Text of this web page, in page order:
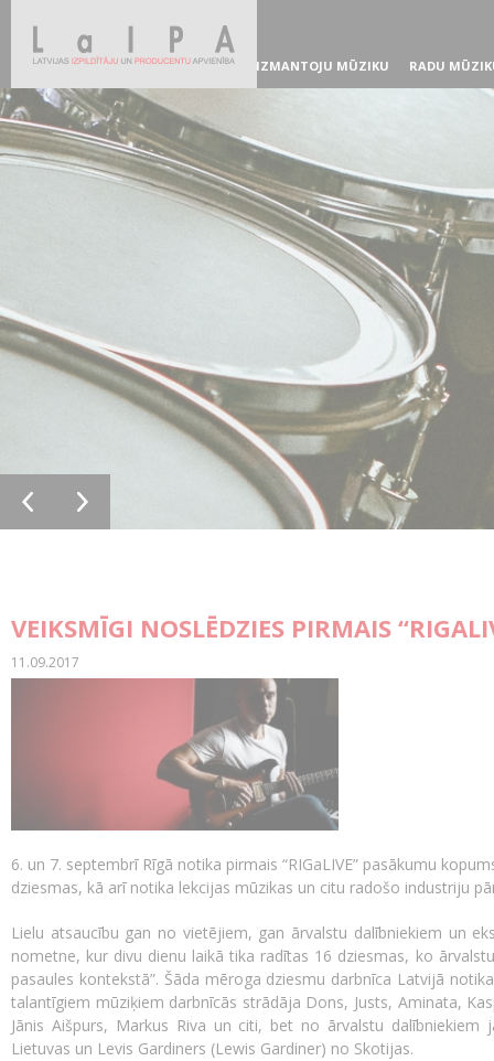
IZMANTOJU MŪZIKU RADU
VEIKSMĪGI NOSLĒDZIES PIRMAIS
11.09.2017
6. un 7. septembrī Rīgā notika pirmais “RIGaLIVE” pasākumu
dziesmas, kā arī notika lekcijas mūzikas un citu radošo industriju
Lielu atsaucību gan no vietējiem, gan ārvalstu dalībniekiem un
nometne, kur divu dienu laikā tika radītas 16 dziesmas, ko
pasaules kontekstā”. Šāda mēroga dziesmu darbnīca Latvijā
talantīgiem mūziķiem darbnīcās strādāja Dons, Justs, Aminata,
Jānis Aišpurs, Markus Riva un citi, bet no ārvalstu
Lietuvas un Levis Gardiners (Lewis Gardiner) no Skotijas.